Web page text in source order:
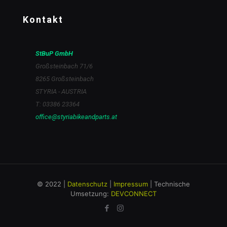
Kontakt
StBuP GmbH
Großsteinbach 71/6
8265 Großsteinbach
STYRIA - AUSTRIA
T: 03386 23364
office@styriabikeandparts.at
© 2022 | Datenschutz Impressum | Technische
Umsetzung: DEVCONNECT